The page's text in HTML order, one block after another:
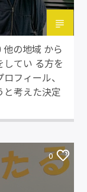
他の地域 から
てい る方を
フィール、
と考えた決定
0